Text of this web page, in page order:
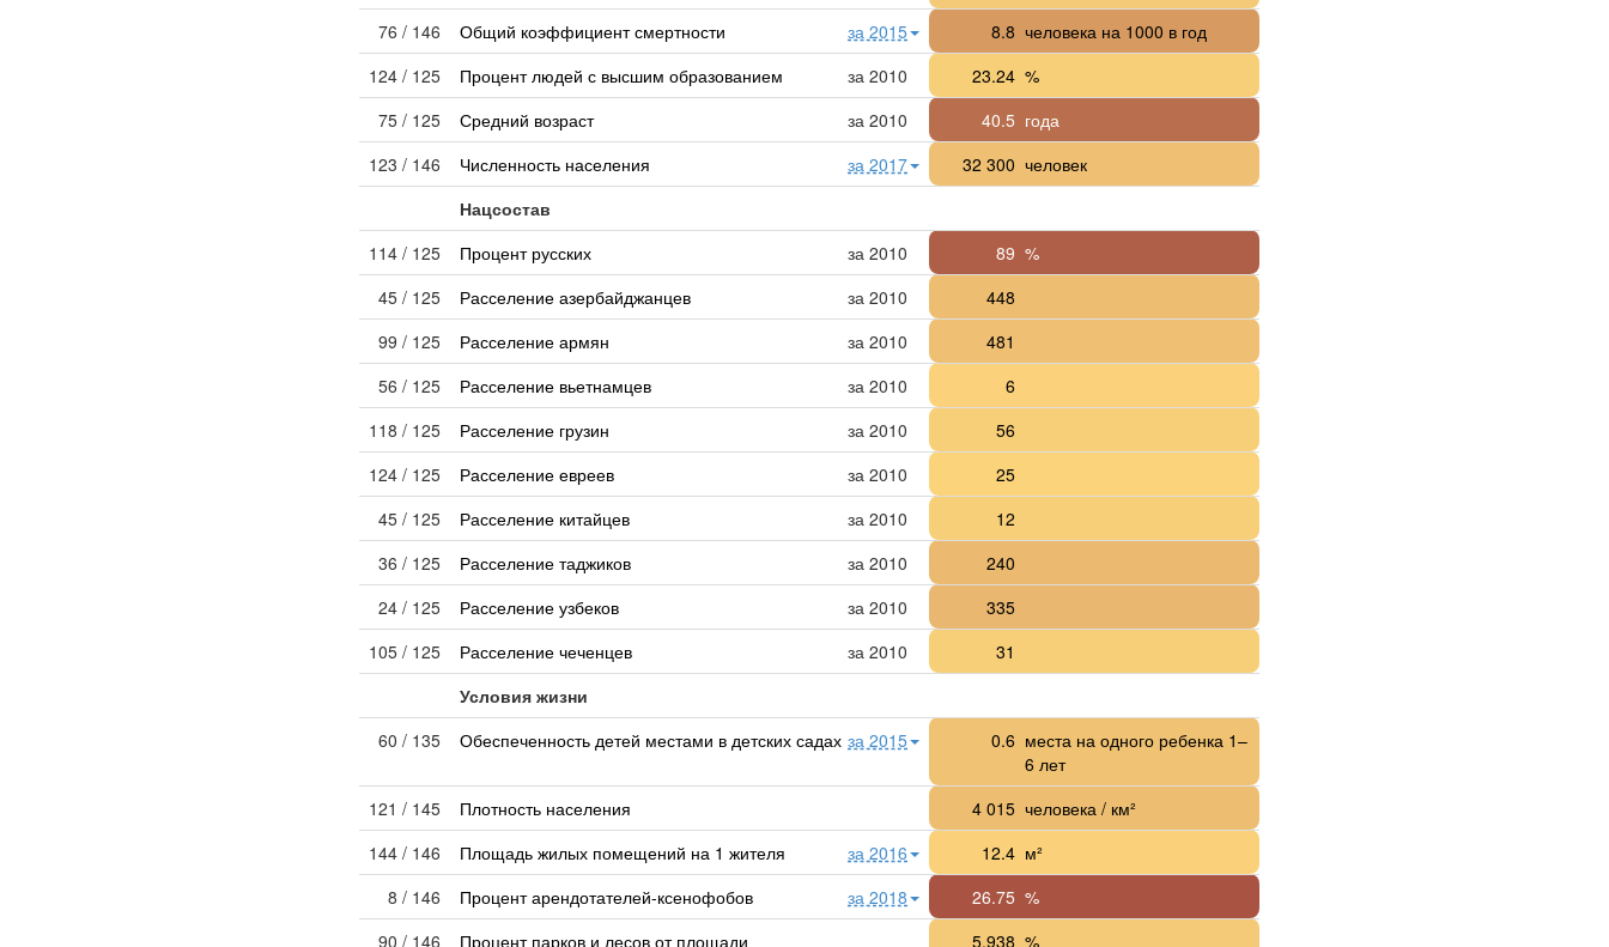
76 / 146
Общий коэффициент смертности за 2015 8.8 человека на 1000 в год
124 / 125
Процент людей с высшим образованием за 2010 23.24 %
75 / 125
Средний возраст за 2010 40.5 года
123 / 146
Численность населения за 2017 32 300 человек
Нацсостав
114 / 125
Процент русских за 2010 89 %
45 / 125
Расселение азербайджанцев за 2010
448
99 / 125
Расселение армян за 2010
481
56 / 125
Расселение вьетнамцев за 2010
6
118 / 125
Расселение грузин за 2010
56
124 / 125
Расселение евреев за 2010
25
45 / 125
Расселение китайцев за 2010
12
36 / 125
Расселение таджиков за 2010
240
24 / 125
Расселение узбеков за 2010
335
105 / 125
Расселение чеченцев за 2010
31
Условия жизни
60 / 135
Обеспеченность детей местами в детских садах за 2015 0.6 места на одного ребенка 1–
6 лет
121 / 145
Плотность населения 4 015 человека / км²
144 / 146
Площадь жилых помещений на 1 жителя за 2016 12.4 м²
8 / 146
Процент арендотателей-ксенофобов за 2018 26.75 %
90 / 146
Процент парков и лесов от площади 5.938 %